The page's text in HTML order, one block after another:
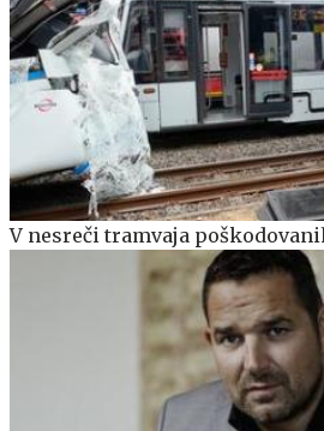
V nesreči tramvaja